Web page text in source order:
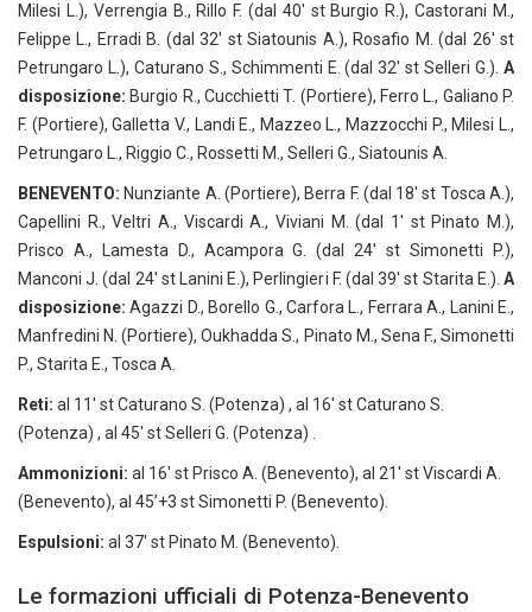
Milesi L.), Verrengia B., Rillo F. (dal 40′ st Burgio R.), Castorani M.,
Felippe L., Erradi B. (dal 32′ st Siatounis A.), Rosafio M. (dal 26′ st
Petrungaro L.), Caturano S., Schimmenti E. (dal 32′ st Selleri G.). A
disposizione: Burgio R., Cucchietti T. (Portiere), Ferro L., Galiano P.
F. (Portiere), Galletta V., Landi E., Mazzeo L., Mazzocchi P., Milesi L.,
Petrungaro L., Riggio C., Rossetti M., Selleri G., Siatounis A.
BENEVENTO: Nunziante A. (Portiere), Berra F. (dal 18′ st Tosca A.),
Capellini R., Veltri A., Viscardi A., Viviani M. (dal 1′ st Pinato M.),
Prisco A., Lamesta D., Acampora G. (dal 24′ st Simonetti P.),
Manconi J. (dal 24′ st Lanini E.), Perlingieri F. (dal 39′ st Starita E.). A
disposizione: Agazzi D., Borello G., Carfora L., Ferrara A., Lanini E.,
Manfredini N. (Portiere), Oukhadda S., Pinato M., Sena F., Simonetti
P., Starita E., Tosca A.
Reti: al 11′ st Caturano S. (Potenza) , al 16′ st Caturano S.
(Potenza) , al 45′ st Selleri G. (Potenza) .
Ammonizioni: al 16′ st Prisco A. (Benevento), al 21′ st Viscardi A.
(Benevento), al 45’+3 st Simonetti P. (Benevento).
Espulsioni: al 37′ st Pinato M. (Benevento).
Le formazioni ufficiali di Potenza-Benevento